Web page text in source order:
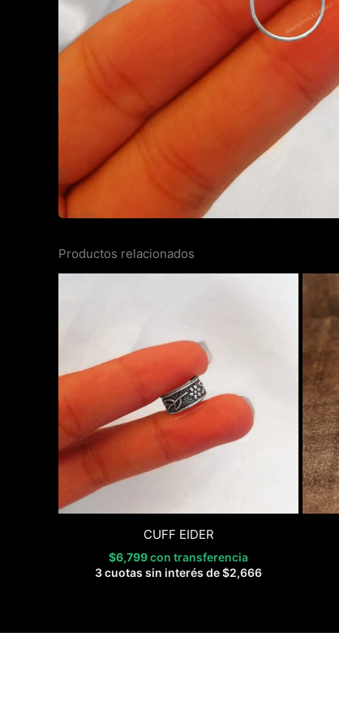
Productos relacionados
CUFF EIDER
$6,799con transferencia
3 cuotas sin interés de$2,666